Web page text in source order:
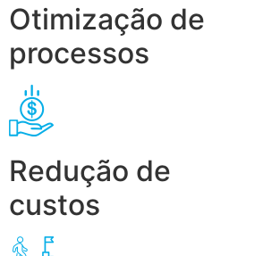
Otimização de
processos
Redução de
custos